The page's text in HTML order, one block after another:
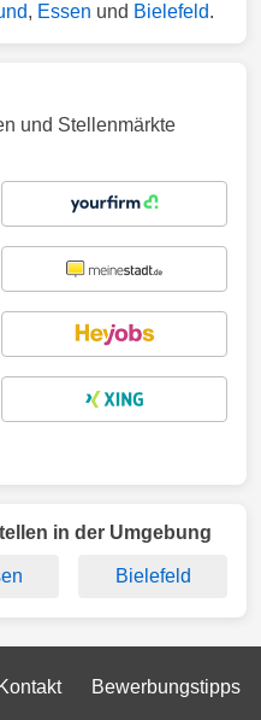
, Essen und Bielefeld.
und Stellenmärkte
in der Umgebung
Bielefeld
Bewerbungstipps